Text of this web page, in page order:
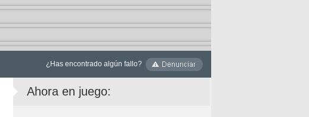
¿Has encontrado algún fallo?
Ahora en juego: